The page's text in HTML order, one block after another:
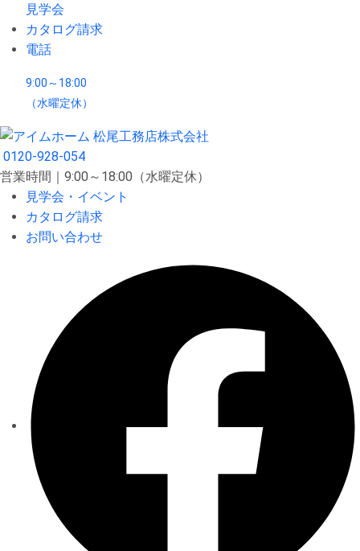
見学会
カタログ請求
電話
9:00～18:00
（水曜定休）
0120-928-054
営業時間｜9:00～18:00（水曜定休）
見学会・イベント
カタログ請求
お問い合わせ